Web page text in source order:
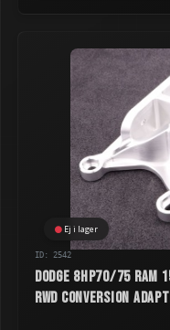
Ej i lager
ID: 2542
Dodge 8HP70/75 RAM
RWD Conversion